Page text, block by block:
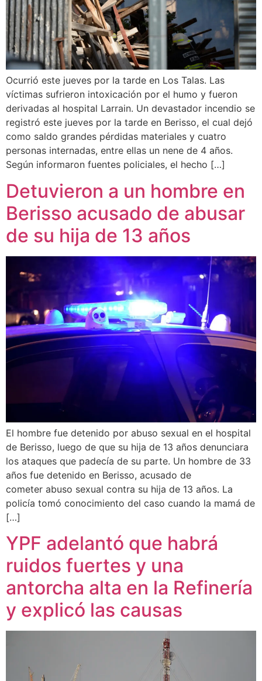
Ocurrió este jueves por la tarde en Los Talas. Las
víctimas sufrieron intoxicación por el humo y fueron
derivadas al hospital Larrain. Un devastador incendio se
registró este jueves por la tarde en Berisso, el cual dejó
como saldo grandes pérdidas materiales y cuatro
personas internadas, entre ellas un nene de 4 años.
Según informaron fuentes policiales, el hecho […]
Detuvieron a un hombre en
Berisso acusado de abusar
de su hija de 13 años
El hombre fue detenido por abuso sexual en el hospital
de Berisso, luego de que su hija de 13 años denunciara
los ataques que padecía de su parte. Un hombre de 33
años fue detenido en Berisso, acusado de
cometer abuso sexual contra su hija de 13 años. La
policía tomó conocimiento del caso cuando la mamá de
[…]
YPF adelantó que habrá
ruidos fuertes y una
antorcha alta en la Refinería
y explicó las causas